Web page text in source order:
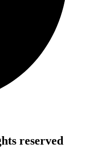
reserved